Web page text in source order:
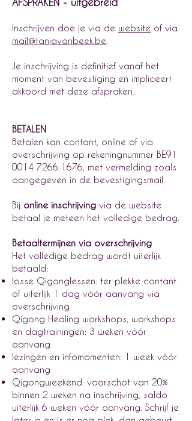
Inschrijven doe je via de website of via
mail@tanjavanbeek.be
Je inschrijving is definitief vanaf het
moment van bevestiging en impliceert
akkoord met deze afspraken.
BETALEN
Betalen kan contant, online of via
overschrijving op rekeningnummer BE91
0014 7266 1676 , met vermelding zoals
aangegeven in de bevestigingsmail.
Bij online inschrijving via de website
betaal je meteen het volledige bedrag.
Betaaltermijnen via overschrijving
Het volledige bedrag wordt uiterlijk
betaald:
losse Qigonglessen: ter plekke contant
of uiterlijk 1 dag vóór aanvang via
overschrijving
Qigong Healing workshops, workshops
en dagtrainingen: 3 weken vóór
aanvang
lezingen en infomomenten: 1 week vóór
aanvang
Qigongweekend: voorschot van 20%
binnen 2 weken na inschrijving, saldo
uiterlijk 6 weken vóór aanvang. Schrijf je